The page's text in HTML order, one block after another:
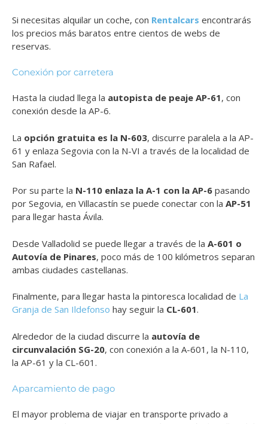
Si necesitas alquilar un coche, con Rentalcars encontrarás
los precios más baratos entre cientos de webs de
reservas.
Conexión por carretera
Hasta la ciudad llega la autopista de peaje AP-61, con
conexión desde la AP-6.
La opción gratuita es la N-603, discurre paralela a la AP-
61 y enlaza Segovia con la N-VI a través de la localidad de
San Rafael.
Por su parte la N-110 enlaza la A-1 con la AP-6 pasando
por Segovia, en Villacastín se puede conectar con la AP-51
para llegar hasta Ávila.
Desde Valladolid se puede llegar a través de la A-601 o
Autovía de Pinares, poco más de 100 kilómetros separan
ambas ciudades castellanas.
Finalmente, para llegar hasta la pintoresca localidad de La
Granja de San Ildefonso hay seguir la CL-601.
Alrededor de la ciudad discurre la autovía de
circunvalación SG-20, con conexión a la A-601, la N-110,
la AP-61 y la CL-601.
Aparcamiento de pago
El mayor problema de viajar en transporte privado a